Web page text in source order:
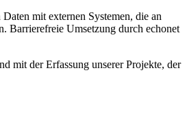
mit externen Systemen, die an
Barrierefreie Umsetzung durch echonet
mit der Erfassung unserer Projekte, der